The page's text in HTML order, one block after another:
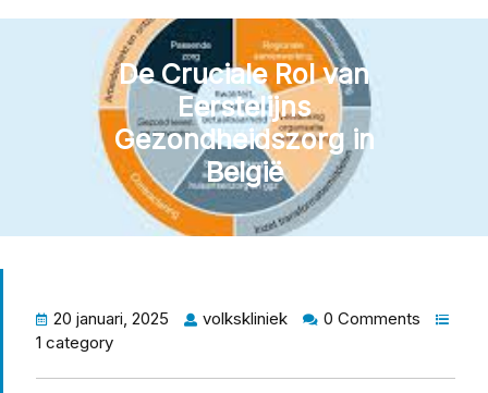
Button
De Cruciale Rol van
Eerstelijns
Gezondheidszorg in
België
20 januari, 2025 volkskliniek
0 Comments
1 category